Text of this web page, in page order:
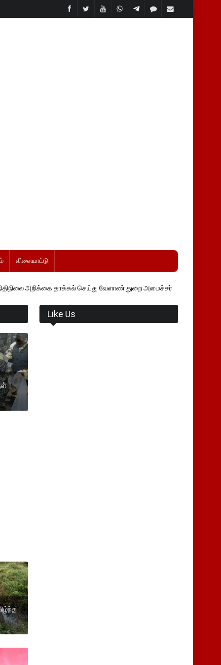
விளையாட்டு
தாக்கல் செய்து வேளாண் துறை அமைச்சர் வினோத் வாசித்து வருகிறார். �.
Like Us